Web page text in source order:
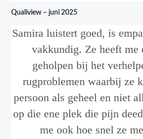
Qualiview – juni 2025
Samira luistert goed, is
vakkundig. Ze heeft me
geholpen bij het
rugproblemen waarbij ze
persoon als geheel en niet
op die ene plek die pijn
me ook hoe snel ze